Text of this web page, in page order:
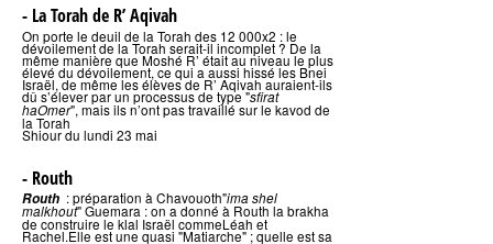
- La Torah de R’ Aqivah
On porte le deuil de la Torah des 12 000x2 : le
dévoilement de la Torah serait-il incomplet ? De la
même manière que Moshé R’ était au niveau le plus
élevé du dévoilement, ce qui a aussi hissé les Bnei
Israël, de même les élèves de R’ Aqivah auraient-ils
dû s’élever par un processus de type "sfirat
haOmer", mais ils n’ont pas travaillé sur le kavod de
la Torah
Shiour du lundi 23 mai
- Routh
Routh : préparation à Chavouoth"ima shel
malkhout" Guemara : on a donné à Routh la brakha
de construire le klal Israël commeLéah et
Rachel.Elle est une quasi "Matiarche" ; quelle est sa